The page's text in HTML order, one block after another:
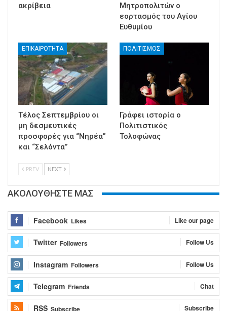
ακρίβεια
Μητροπολιτών ο
εορτασμός του Αγίου
Ευθυμίου
ΕΠΙΚΑΙΡΟΤΗΤΑ
Τέλος Σεπτεμβρίου οι
μη δεσμευτικές
προσφορές για “Νηρέα”
και “Σελόντα”
ΠΟΛΙΤΙΣΜΟΣ
Γράφει ιστορία ο
Πολιτιστικός
Τολοφώνας
PREV NEXT
ΑΚΟΛΟΥΘΗΣΤΕ ΜΑΣ
Facebook Likes Like our page
Twitter Followers Follow Us
Instagram Followers Follow Us
Telegram Friends Chat
RSS Subscribe Subscribe